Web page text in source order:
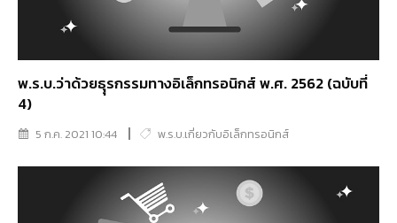
พ.ร.บ.ว่าด้วยธุุรกรรมทางอิเล็กทรอนิกส์ พ.ศ. 2562 (ฉบับที่
4)
5 ก.ค. 2021 10:44 พ.ร.บ.เกี่ยวกับอิเล็กทรอนิกส์